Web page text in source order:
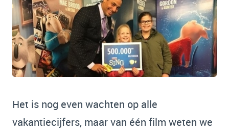
Het is nog even wachten op alle
vakantiecijfers, maar van één film weten we